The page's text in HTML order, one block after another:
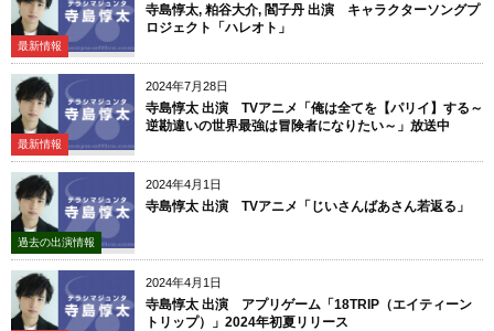
最新情報
寺島惇太, 粕谷大介, 閻子丹 出演 キャラクターソングプ
ロジェクト「ハレオト」
2024年7月28日
最新情報
寺島惇太 出演 TVアニメ「俺は全てを【パリイ】する～
逆勘違いの世界最強は冒険者になりたい～」放送中
2024年4月1日
過去の出演情報
寺島惇太 出演 TVアニメ「じいさんばあさん若返る」
2024年4月1日
寺島惇太 出演 アプリゲーム「18TRIP（エイティーン
トリップ）」2024年初夏リリース